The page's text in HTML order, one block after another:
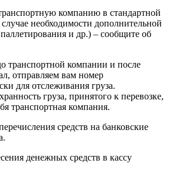
компанию в стандартной
необходимости дополнительной
и др.) – сообщите об
транспортной компании и после
отправляем вам номер
для отслеживания груза.
груза, принятого к перевозке,
транспортная компания.
средств на банковские
денежных средств в кассу